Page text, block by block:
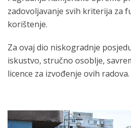
zadovoljavanje svih kriterija za
korištenje.
Za ovaj dio niskogradnje
iskustvo, stručno osoblje,
licence za izvođenje ovih radova.